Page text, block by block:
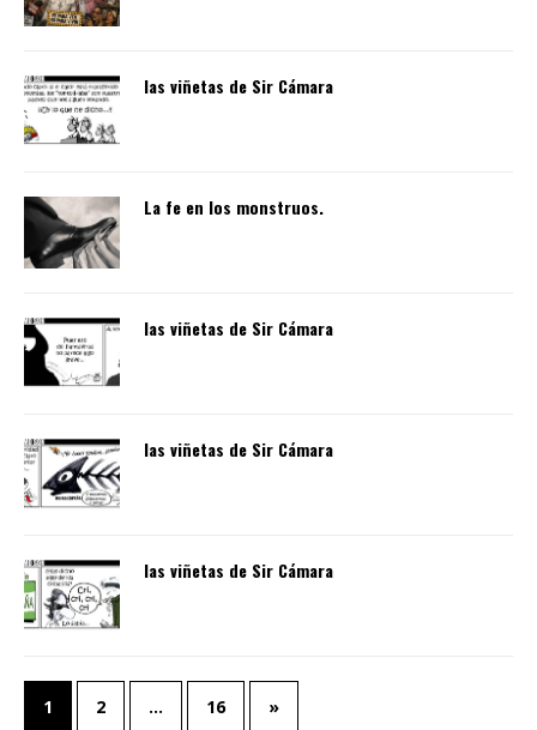
las viñetas de Sir Cámara
La fe en los monstruos.
las viñetas de Sir Cámara
las viñetas de Sir Cámara
las viñetas de Sir Cámara
1 2 … 16 »